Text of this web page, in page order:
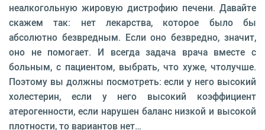
неалкогольную жировую дистрофию печени. Давайте
скажем так: нет лекарства, которое было бы
абсолютно безвредным. Если оно безвредно, значит,
оно не помогает. И всегда задача врача вместе с
больным, с пациентом, выбрать, что хуже, чтолучше.
Поэтому вы должны посмотреть: если у него высокий
холестерин, если у него высокий коэффициент
атерогенности, если нарушен баланс низкой и высокой
плотности, то вариантов нет…